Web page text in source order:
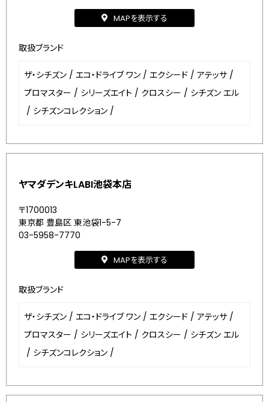
MAPを表示する
取扱ブランド
ザ・シチズン / エコ・ドライブ ワン / エクシード / アテッサ /
プロマスター / シリーズエイト / クロスシー / シチズン エル
/ シチズンコレクション /
ヤマダデンキLABI池袋本店
〒1700013
東京都 豊島区 東池袋1-5-7
03-5958-7770
MAPを表示する
取扱ブランド
ザ・シチズン / エコ・ドライブ ワン / エクシード / アテッサ /
プロマスター / シリーズエイト / クロスシー / シチズン エル
/ シチズンコレクション /